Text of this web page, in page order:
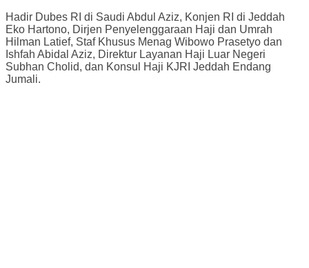
Hadir Dubes RI di Saudi Abdul Aziz, Konjen RI di Jeddah
Eko Hartono, Dirjen Penyelenggaraan Haji dan Umrah
Hilman Latief, Staf Khusus Menag Wibowo Prasetyo dan
Ishfah Abidal Aziz, Direktur Layanan Haji Luar Negeri
Subhan Cholid, dan Konsul Haji KJRI Jeddah Endang
Jumali.